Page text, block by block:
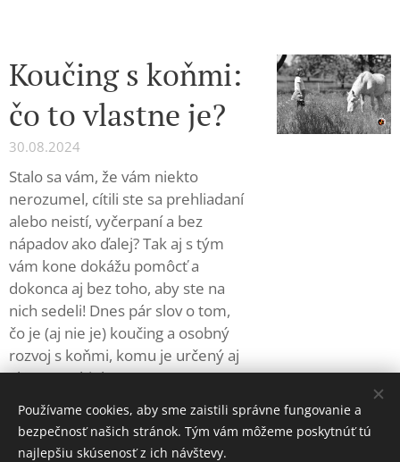
Koučing s koňmi:
čo to vlastne je?
30.08.2024
Stalo sa vám, že vám niekto
nerozumel, cítili ste sa prehliadaní
alebo neistí, vyčerpaní a bez
nápadov ako ďalej? Tak aj s tým
vám kone dokážu pomôcť a
dokonca aj bez toho, aby ste na
nich sedeli! Dnes pár slov o tom,
čo je (aj nie je) koučing a osobný
rozvoj s koňmi, komu je určený aj
ako to prebieha....
Používame cookies, aby sme zaistili správne fungovanie a
bezpečnosť našich stránok. Tým vám môžeme poskytnúť tú
najlepšiu skúsenosť z ich návštevy.